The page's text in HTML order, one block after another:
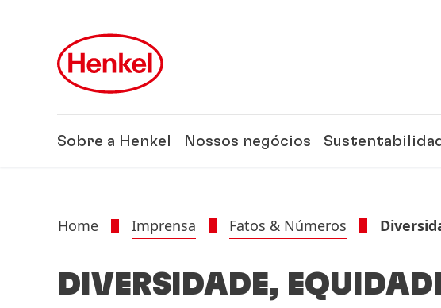
Sobre a Henkel Nossos negócios
Home Imprensa Fatos & Números
DIVERSIDADE,